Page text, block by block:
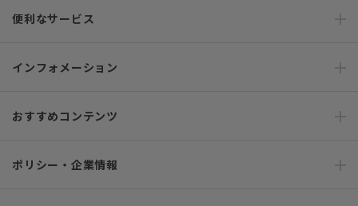
便利なサービス
インフォメーション
おすすめコンテンツ
ポリシー・企業情報